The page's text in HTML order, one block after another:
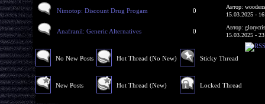
Nimotop: Discount Drug Progam 0
Автор:
15.03.2025 -
Anafranil: Generic Alternatives 0
Автор:
15.03.2025 -
No New Posts
New Posts
Hot Thread (No New)
Hot Thread (New)
Sticky Thread
Locked Thread